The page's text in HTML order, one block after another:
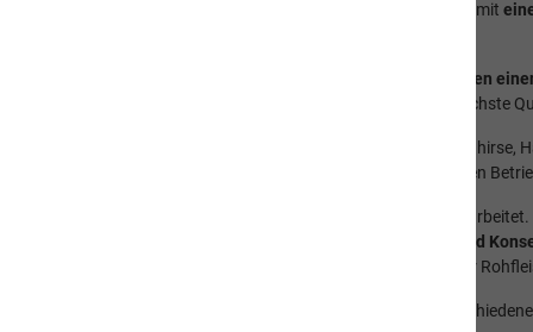
sind in Zusammenarbeit mit
haben
durch Kaltabfüllung garantiert höchste
Auch wurde darauf geachtet, hochwertige Beilagen wie Braunhirse,
Wir garantieren, dass das verwendete Fleisch aus kontrollierten
Bei naVita dog werden die hochwertigen Rohstoffe frisch
Vitamine, künstliche Proteine, Aromen, Farb- und
hochwertigen Produkte werden gerne auch als Ergänzung zur
Damit Ihr Hund immer frische Nahrung erhält, bieten wir